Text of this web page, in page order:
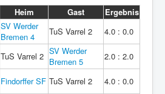
Heim Gast
Ergebnis
SV Werder
Bremen 4
TuS Varrel 2 4.0 : 0.0
TuS Varrel 2 SV Werder
Bremen 5
2.0 : 2.0
Findorffer SF TuS Varrel 2 4.0 : 0.0